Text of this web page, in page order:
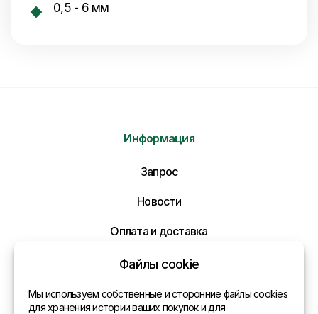
0,5 - 6 мм
Отправить нам сообщение
Напишите нам ваше сообщение и мы ответим
Вам в самое ближайшее время!
Информация
Запрос
Новости
Оплата и доставка
Политика конфиденциальности
Контакты
Файлы cookie
Мы используем собственные и сторонние файлы cookies
для хранения истории ваших покупок и для